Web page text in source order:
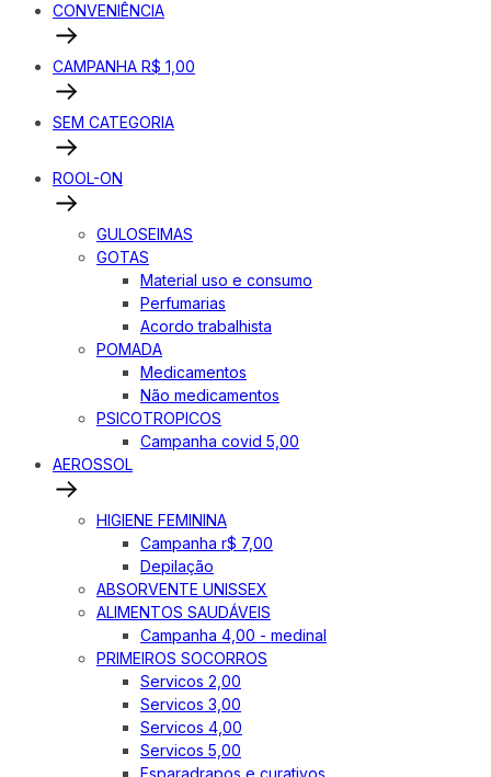
CONVENIÊNCIA
CAMPANHA R$ 1,00
SEM CATEGORIA
ROOL-ON
GULOSEIMAS
GOTAS
Material uso e consumo
Perfumarias
Acordo trabalhista
POMADA
Medicamentos
Não medicamentos
PSICOTROPICOS
Campanha covid 5,00
AEROSSOL
HIGIENE FEMININA
Campanha r$ 7,00
Depilação
ABSORVENTE UNISSEX
ALIMENTOS SAUDÁVEIS
Campanha 4,00 - medinal
PRIMEIROS SOCORROS
Servicos 2,00
Servicos 3,00
Servicos 4,00
Servicos 5,00
Esparadrapos e curativos